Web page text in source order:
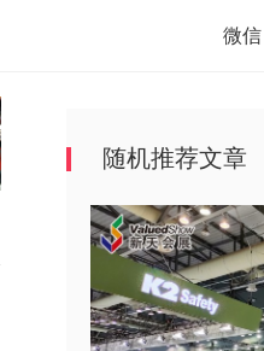
微信
随机推荐文章